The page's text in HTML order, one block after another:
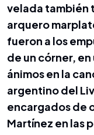
velada también
arquero
fueron a los
de un córner,
ánimos en la
argentino del
encargados de
Martínez en las